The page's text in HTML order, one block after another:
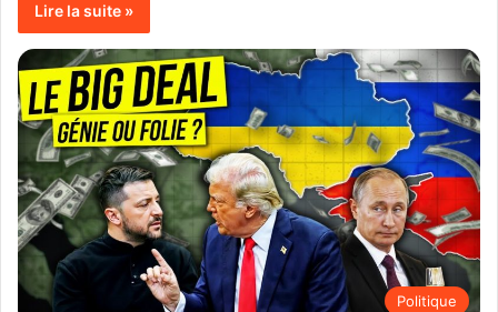
Lire la suite »
Politique